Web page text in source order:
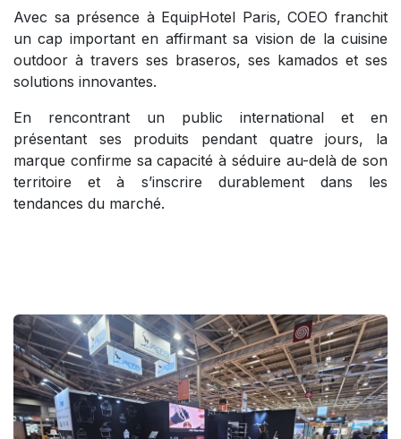
Avec sa présence à EquipHotel Paris, COEO franchit
un cap important en affirmant sa vision de la cuisine
outdoor à travers ses braseros, ses kamados et ses
solutions innovantes.
En rencontrant un public international et en
présentant ses produits pendant quatre jours, la
marque confirme sa capacité à séduire au-delà de son
territoire et à s’inscrire durablement dans les
tendances du marché.